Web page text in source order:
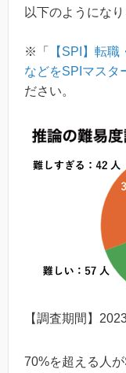
以下のようになり
※「
【SPI】転
などをSPIマスタ
ださい。
【調査期間】
70%を超える人